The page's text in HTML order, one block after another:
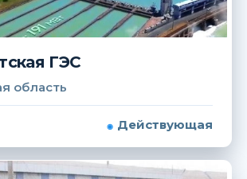
ГЭС
область
Действующая